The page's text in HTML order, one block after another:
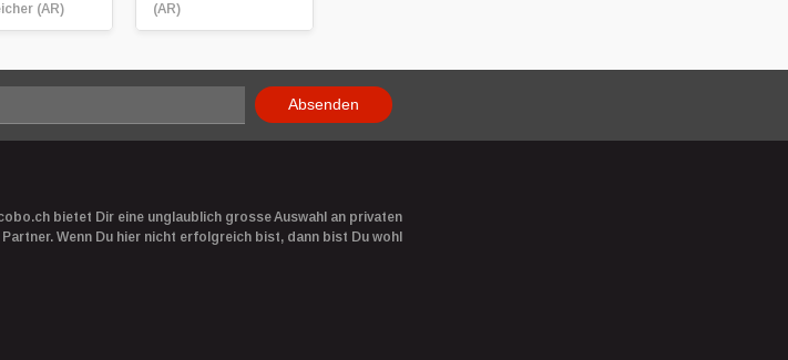
(AR)
(AR)
Absenden
bietet Dir eine unglaublich grosse Auswahl an privaten
Wenn Du hier nicht erfolgreich bist, dann bist Du wohl